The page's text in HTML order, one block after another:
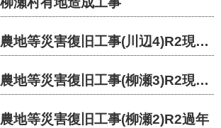
令和3年度 農地等災害復旧工事(川辺4)R2現年繰
令和3年度 農地等災害復旧工事(柳瀬3)R2現年繰
地等災害復旧工事(柳瀬2)R2過年